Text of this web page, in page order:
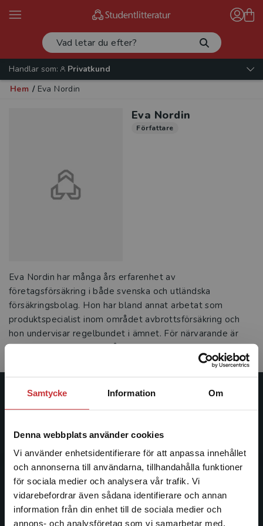
Samtycke Information Om
Denna webbplats använder cookies
Vi använder enhetsidentifierare för att anpassa innehållet
och annonserna till användarna, tillhandahålla funktioner
för sociala medier och analysera vår trafik. Vi
vidarebefordrar även sådana identifierare och annan
information från din enhet till de sociala medier och
annons- och analysföretag som vi samarbetar med.
Begränsad fraktregion
Handlar som:
Privatkund
Hem / Eva Nordin
Eva Nordin
Författare
Eva Nordin har många års erfarenhet av
företagsförsäkring i både svenska och utländska
försäkringsbolag. Hon har bland annat arbetat som
produktspecialist inom området avbrottsförsäkring och
hon undervisar regelbundet i ämnet. För närvarande är
Eva senior underwriter på Moderna Försäkringar.
Studentlitteratur
Studentlitteratur grundades 1963 och är idag Sveriges
ledande utbildningsförlag. Med läromedel, kurslitteratur,
facklitteratur, utbildningar och digitala
informationstjänster i utbudet, finns Studentlitteratur med
längs hela kunskapsresan.
Kontakta oss